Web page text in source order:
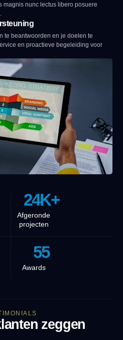
magnis nunc lectus libero posuere
te beantwoorden en je doelen te
en proactieve begeleiding voor
24K+
Afgeronde
projecten
55
Awards
zeggen